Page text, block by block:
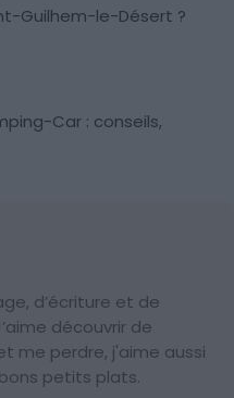
Guilhem-le-Désert ?
Car : conseils,
d’écriture et de
découvrir de
me perdre, j'aime aussi
petits plats.